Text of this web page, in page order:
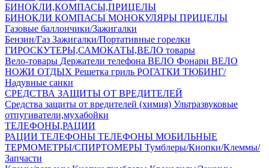
БИНОКЛИ,КОМПАСЫ,ПРИЦЕЛЫ
БИНОКЛИ КОМПАСЫ МОНОКУЛЯРЫ ПРИЦЕЛЫ
Газовые баллончики/Зажигалки
Бензин/Газ Зажигалки/Портативные горелки
ГИРОСКУТЕРЫ,САМОКАТЫ,ВЕЛО товары
Вело-товары Держатели телефона ВЕЛО Фонари ВЕЛО
НОЖИ ОТДЫХ Решетка гриль РОГАТКИ ТЮБИНГ/
Надувные санки
СРЕДСТВА ЗАЩИТЫ ОТ ВРЕДИТЕЛЕЙ
Средства защиты от вредителей (химия) Ультразвуковые
отпугиватели,мухабойки
ТЕЛЕФОНЫ,РАЦИИ
РАЦИИ ТЕЛЕФОНЫ ТЕЛЕФОНЫ МОБИЛЬНЫЕ
ТЕРМОМЕТРЫ/СПИРТОМЕРЫ Тумблеры/Кнопки/Клеммы/
Запчасти